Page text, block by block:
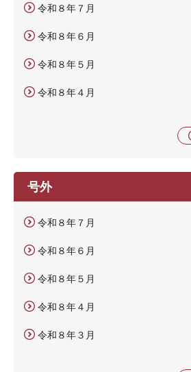
令和８年７月
令和８年６月
令和８年５月
令和８年４月
号外
令和８年７月
令和８年６月
令和８年５月
令和８年４月
令和８年３月